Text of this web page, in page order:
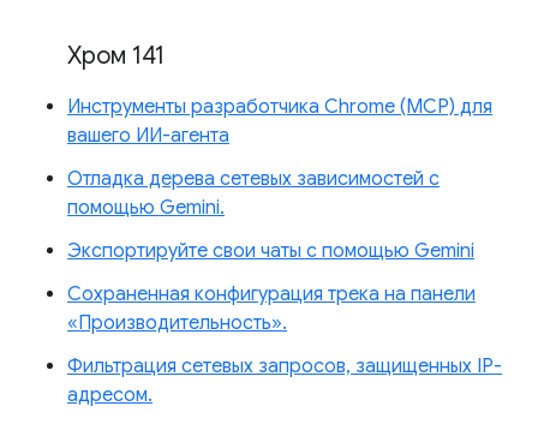
Хром 141
Инструменты разработчика Chrome (MCP) для
вашего ИИ-агента
Отладка дерева сетевых зависимостей с
помощью Gemini.
Экспортируйте свои чаты с помощью Gemini
Сохраненная конфигурация трека на панели
«Производительность».
Фильтрация сетевых запросов, защищенных IP-
адресом.